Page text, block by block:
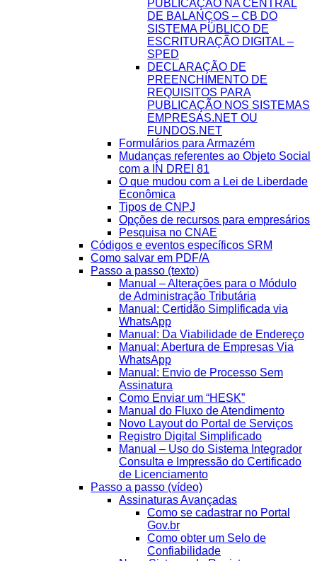
PUBLICAÇÃO NA CENTRAL
DE BALANÇOS – CB DO
SISTEMA PÚBLICO DE
ESCRITURAÇÃO DIGITAL –
SPED
DECLARAÇÃO DE
PREENCHIMENTO DE
REQUISITOS PARA
PUBLICAÇÃO NOS SISTEMAS
EMPRESAS.NET OU
FUNDOS.NET
Formulários para Armazém
Mudanças referentes ao Objeto Social
com a IN DREI 81
O que mudou com a Lei de Liberdade
Econômica
Tipos de CNPJ
Opções de recursos para empresários
Pesquisa no CNAE
Códigos e eventos específicos SRM
Como salvar em PDF/A
Passo a passo (texto)
Manual – Alterações para o Módulo
de Administração Tributária
Manual: Certidão Simplificada via
WhatsApp
Manual: Da Viabilidade de Endereço
Manual: Abertura de Empresas Via
WhatsApp
Manual: Envio de Processo Sem
Assinatura
Como Enviar um “HESK”
Manual do Fluxo de Atendimento
Novo Layout do Portal de Serviços
Registro Digital Simplificado
Manual – Uso do Sistema Integrador
Consulta e Impressão do Certificado
de Licenciamento
Passo a passo (vídeo)
Assinaturas Avançadas
Como se cadastrar no Portal
Gov.br
Como obter um Selo de
Confiabilidade